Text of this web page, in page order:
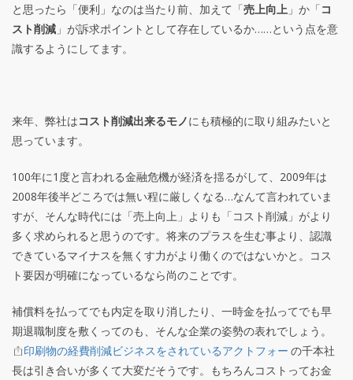
と思ったら「便利」なのは当たり前、加えて「売上向上 」か「コ
スト削減 」が訴求ポイントとして存在しているか……という点を意
識するようにしてます。
来年、弊社はコスト削減出来るモノにも積極的に取り組みたいと
思っています。
100年に1度と言われる金融危機が経済を揺るがして、2009年は
2008年後半どころでは無い程に厳しくなる…なんて言われていま
すが、そんな時代には「売上向上」よりも「コスト削減」がより
多く求められると思うのです。将来のプラスを生む事より、認識
できているマイナスを無くす力がより働くのではないかと。コス
ト要因が明確になっているなら尚のことです。
補償料を払ってでも内定を取り消したり、一時金を払ってでも早
期退職制度を敷くってのも、そんな企業の姿勢の表れでしょう。
印刷物の経費削減ビジネスをされているアクトフォー の千本社
長は引き合いが多くて大変だそうです。もちろんコストってお金